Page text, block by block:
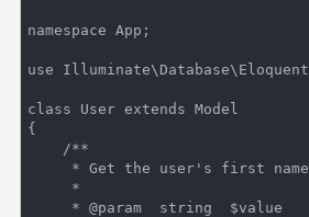
namespace App ;
use Illuminate\ Database\ Eloquent
class User extends
Model
{
/**
     *
@param
  string  $value